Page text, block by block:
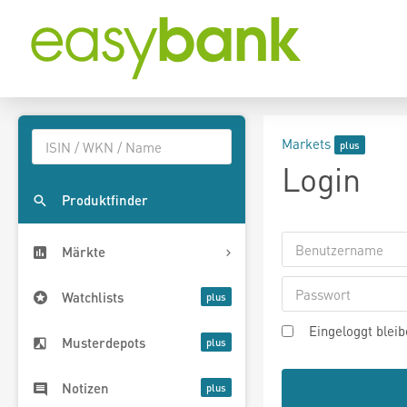
Produktfinder
Märkte
Watchlists
Musterdepots
Notizen
Markets
Login
Eingeloggt